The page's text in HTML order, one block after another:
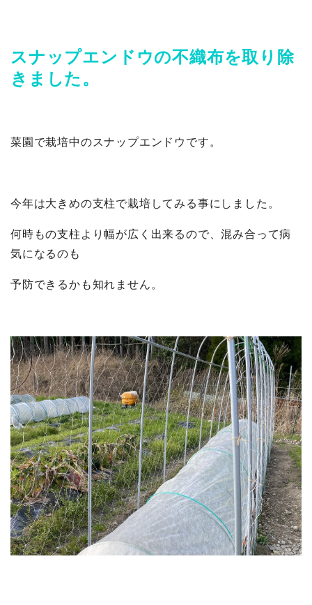
スナップエンドウの不織布を取り除
きました。
菜園で栽培中のスナップエンドウです。
今年は大きめの支柱で栽培してみる事にしました。
何時もの支柱より幅が広く出来るので、混み合って病
気になるのも
予防できるかも知れません。